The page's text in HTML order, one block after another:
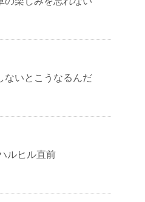
ないとこうなるんだ
ルヒル直前